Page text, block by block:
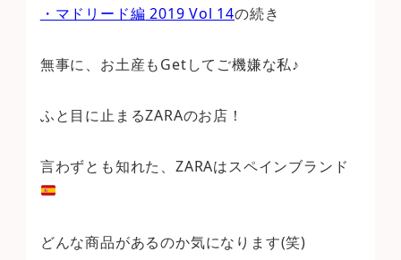
・マドリード編 2019 Vol 14の続き
無事に、お土産もGetしてご機嫌な私♪
ふと目に止まるZARAのお店！
言わずとも知れた、ZARAはスペインブランド
どんな商品があるのか気になります(笑)